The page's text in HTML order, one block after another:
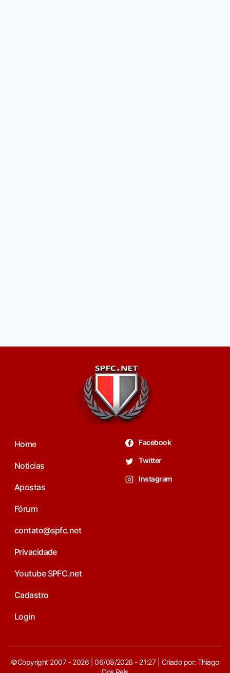
Home
Noticias
Apostas
Fórum
contato@spfc.net
Privacidade
Youtube SPFC.net
Cadastro
Login
Facebook
Twitter
Instagram
©Copyright 2007 - 2026 | 06/08/2026 - 21:27 | Criado por: Thiago